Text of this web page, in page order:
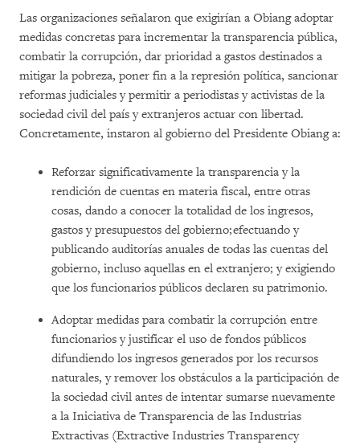
Las organizaciones señalaron que exigirían a Obiang adoptar
medidas concretas para incrementar la transparencia pública,
combatir la corrupción, dar prioridad a gastos destinados a
mitigar la pobreza, poner fin a la represión política, sancionar
reformas judiciales y permitir a periodistas y activistas de la
sociedad civil del país y extranjeros actuar con libertad.
Concretamente, instaron al gobierno del Presidente Obiang a:
Reforzar significativamente la transparencia y la
rendición de cuentas en materia fiscal, entre otras
cosas, dando a conocer la totalidad de los ingresos,
gastos y presupuestos del gobierno; efectuando y
publicando auditorías anuales de todas las cuentas del
gobierno, incluso aquellas en el extranjero; y exigiendo
que los funcionarios públicos declaren su patrimonio.
Adoptar medidas para combatir la corrupción entre
funcionarios y justificar el uso de fondos públicos
difundiendo los ingresos generados por los recursos
naturales, y remover los obstáculos a la participación de
la sociedad civil antes de intentar sumarse nuevamente
a la Iniciativa de Transparencia de las Industrias
Extractivas (Extractive Industries Transparency